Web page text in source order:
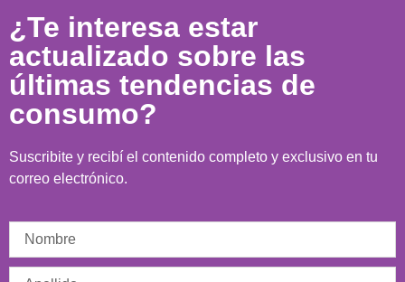
¿Te interesa estar
actualizado sobre las
últimas tendencias de
consumo?
Suscribite y recibí el contenido completo y exclusivo en tu
correo electrónico.